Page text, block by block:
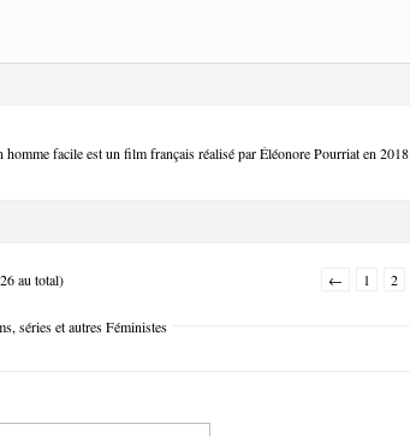
homme facile est un film français réalisé par Éléonore Pourriat en 2018
au total) ← 1 2
séries et autres Féministes